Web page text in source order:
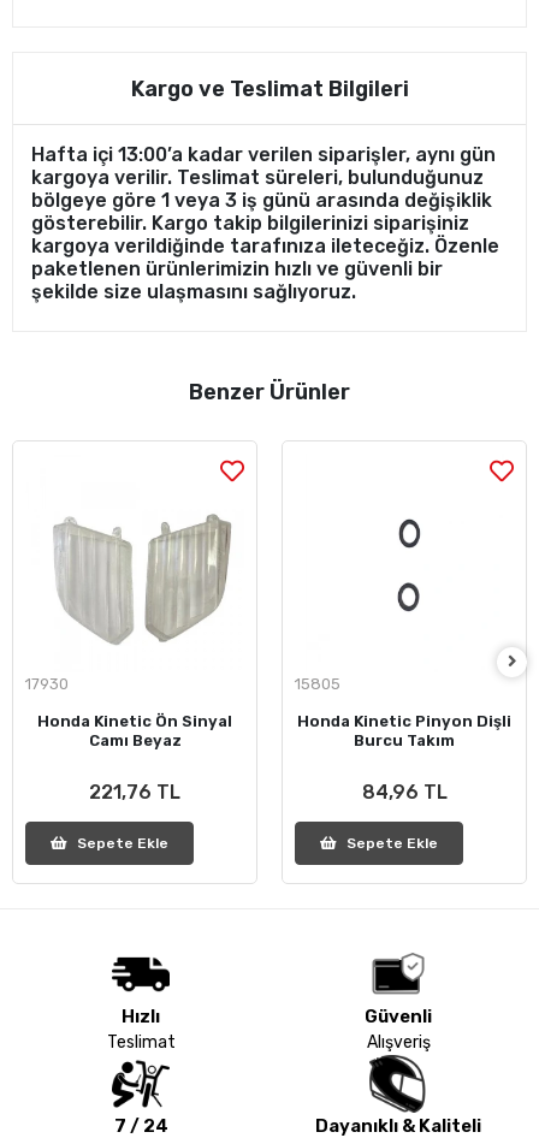
Kargo ve Teslimat Bilgileri
Hafta içi 13:00’a kadar verilen siparişler, aynı gün
kargoya verilir. Teslimat süreleri, bulunduğunuz
bölgeye göre 1 veya 3 iş günü arasında değişiklik
gösterebilir. Kargo takip bilgilerinizi siparişiniz
kargoya verildiğinde tarafınıza ileteceğiz. Özenle
paketlenen ürünlerimizin hızlı ve güvenli bir
şekilde size ulaşmasını sağlıyoruz.
Benzer Ürünler
17930
Honda Kinetic Ön Sinyal
Camı Beyaz
221,76 TL
Sepete Ekle
15805
Honda Kinetic Pinyon Dişli
Burcu Takım
84,96 TL
Sepete Ekle
Hızlı
Teslimat
Güvenli
Alışveriş
7 / 24 Dayanıklı & Kaliteli